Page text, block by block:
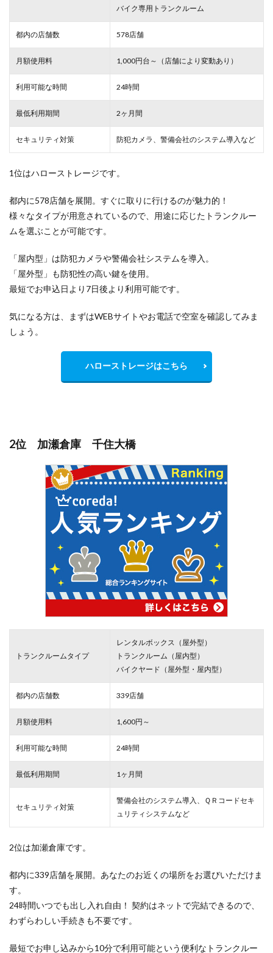
バイク専用トランクルーム
都内の店舗数 578店舗
月額使用料 1,000円台～（店舗により変動あり）
利用可能な時間 24時間
最低利用期間 2ヶ月間
セキュリティ対策 防犯カメラ、警備会社のシステム導入など
1位はハローストレージです。
都内に578店舗を展開。すぐに取りに行けるのが魅力的！
様々なタイプが用意されているので、用途に応じたトランクルー
ムを選ぶことが可能です。
「屋内型」は防犯カメラや警備会社システムを導入。
「屋外型」も防犯性の高い鍵を使用。
最短でお申込日より7日後より利用可能です。
気になる方は、まずはWEBサイトやお電話で空室を確認してみま
しょう。
ハローストレージはこちら
2位 加瀬倉庫 千住大橋
トランクルームタイプ
レンタルボックス（屋外型）
トランクルーム（屋内型）
バイクヤード（屋外型・屋内型）
都内の店舗数 339店舗
月額使用料 1,600円～
利用可能な時間 24時間
最低利用期間 1ヶ月間
セキュリティ対策
警備会社のシステム導入、ＱＲコードセキ
ュリティシステムなど
2位は加瀬倉庫です。
都内に339店舗を展開。あなたのお近くの場所をお選びいただけま
す。
24時間いつでも出し入れ自由！ 契約はネットで完結できるので、
わずらわしい手続きも不要です。
最短でお申し込みから10分で利用可能という便利なトランクルー